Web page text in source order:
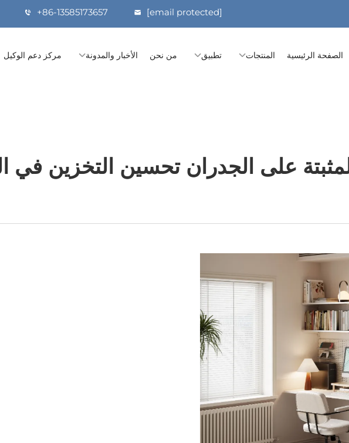
+86-13585173657 [email protected]
الصفحة الرئيسية المنتجات تطبيق من نحن الأخبار والمدونة مركز دعم الوكيل
على الجدران تحسين التخزين في